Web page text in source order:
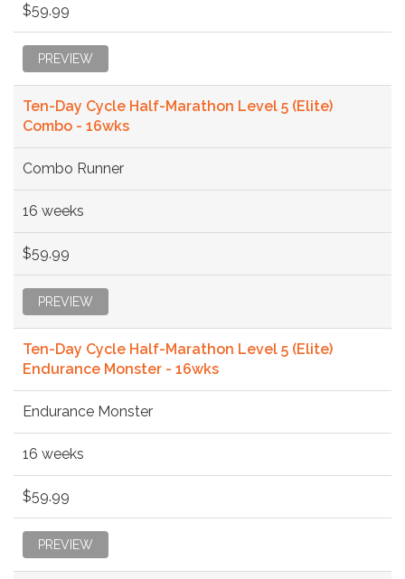
$59.99
PREVIEW
Ten-Day Cycle Half-Marathon Level 5 (Elite)
Combo - 16wks
Combo Runner
16 weeks
$59.99
PREVIEW
Ten-Day Cycle Half-Marathon Level 5 (Elite)
Endurance Monster - 16wks
Endurance Monster
16 weeks
$59.99
PREVIEW